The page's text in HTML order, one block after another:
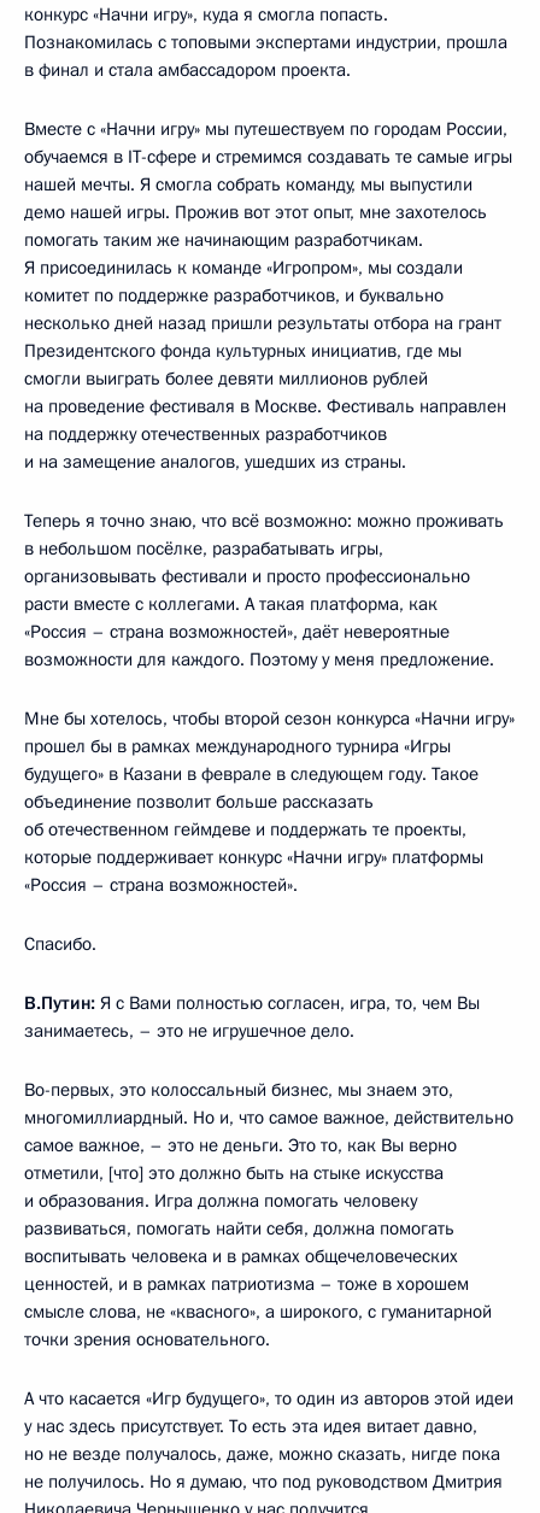
конкурс «Начни игру», куда я смогла попасть.
Познакомилась с топовыми экспертами индустрии, прошла
в финал и стала амбассадором проекта.
Вместе с «Начни игру» мы путешествуем по городам России,
обучаемся в IT-сфере и стремимся создавать те самые игры
нашей мечты. Я смогла собрать команду, мы выпустили
демо нашей игры. Прожив вот этот опыт, мне захотелось
помогать таким же начинающим разработчикам.
Я присоединилась к команде «Игропром», мы создали
комитет по поддержке разработчиков, и буквально
несколько дней назад пришли результаты отбора на грант
Президентского фонда культурных инициатив, где мы
смогли выиграть более девяти миллионов рублей
на проведение фестиваля в Москве. Фестиваль направлен
на поддержку отечественных разработчиков
и на замещение аналогов, ушедших из страны.
Теперь я точно знаю, что всё возможно: можно проживать
в небольшом посёлке, разрабатывать игры,
организовывать фестивали и просто профессионально
расти вместе с коллегами. А такая платформа, как
«Россия – страна возможностей», даёт невероятные
возможности для каждого. Поэтому у меня предложение.
Мне бы хотелось, чтобы второй сезон конкурса «Начни игру»
прошел бы в рамках международного турнира «Игры
будущего» в Казани в феврале в следующем году. Такое
объединение позволит больше рассказать
об отечественном геймдеве и поддержать те проекты,
которые поддерживает конкурс «Начни игру» платформы
«Россия – страна возможностей».
Спасибо.
В.Путин: Я с Вами полностью согласен, игра, то, чем Вы
занимаетесь, – это не игрушечное дело.
Во-первых, это колоссальный бизнес, мы знаем это,
многомиллиардный. Но и, что самое важное, действительно
самое важное, – это не деньги. Это то, как Вы верно
отметили, [что] это должно быть на стыке искусства
и образования. Игра должна помогать человеку
развиваться, помогать найти себя, должна помогать
воспитывать человека и в рамках общечеловеческих
ценностей, и в рамках патриотизма – тоже в хорошем
смысле слова, не «квасного», а широкого, с гуманитарной
точки зрения основательного.
А что касается «Игр будущего», то один из авторов этой идеи
у нас здесь присутствует. То есть эта идея витает давно,
но не везде получалось, даже, можно сказать, нигде пока
не получилось. Но я думаю, что под руководством Дмитрия